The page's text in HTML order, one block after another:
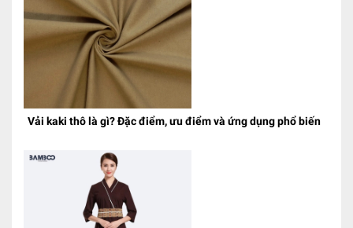
Vải kaki thô là gì? Đặc điểm, ưu điểm và ứng dụng phổ biến